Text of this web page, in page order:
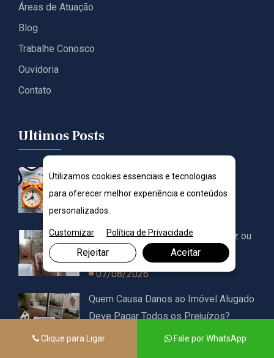
Áreas de Atuação
Blog
Trabalhe Conosco
Ouvidoria
Contato
Ultimos Posts
MEI Pode Receber Cobrança
Retroativa de Tributos?
07/08/2026
Cobrança Indevida na Conta de Luz ou
Água: Como Pedir Restituição?
07/08/2026
Quem Causa Danos ao Imóvel Alugado
Deve Pagar Todos os Prejuízos?
07/08/2026
Clique para Ligar Fale por WhatsApp
Utilizamos cookies essenciais e tecnologias
para oferecer melhor experiência e conteúdos
personalizados.
Customizar Política de Privacidade
Rejeitar Aceitar